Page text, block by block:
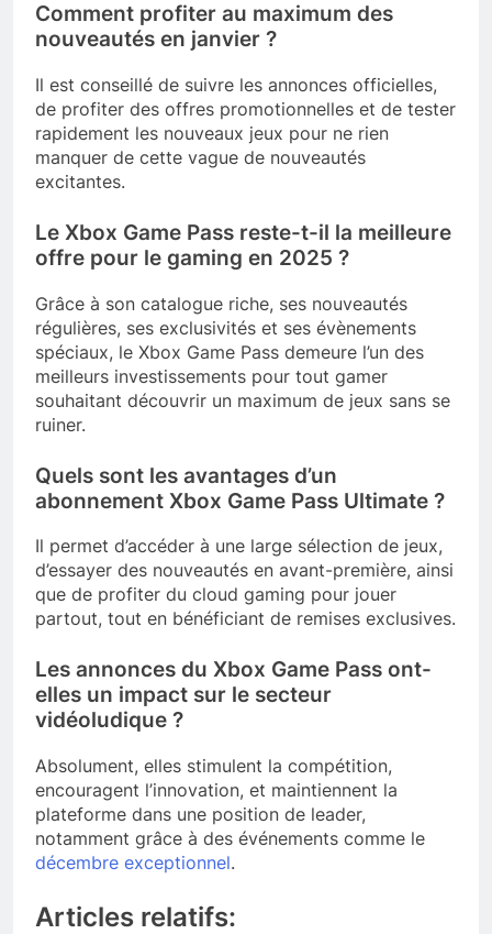
Comment profiter au maximum des
nouveautés en janvier ?
Il est conseillé de suivre les annonces officielles,
de profiter des offres promotionnelles et de tester
rapidement les nouveaux jeux pour ne rien
manquer de cette vague de nouveautés
excitantes.
Le Xbox Game Pass reste-t-il la meilleure
offre pour le gaming en 2025 ?
Grâce à son catalogue riche, ses nouveautés
régulières, ses exclusivités et ses évènements
spéciaux, le Xbox Game Pass demeure l’un des
meilleurs investissements pour tout gamer
souhaitant découvrir un maximum de jeux sans se
ruiner.
Quels sont les avantages d’un
abonnement Xbox Game Pass Ultimate ?
Il permet d’accéder à une large sélection de jeux,
d’essayer des nouveautés en avant-première, ainsi
que de profiter du cloud gaming pour jouer
partout, tout en bénéficiant de remises exclusives.
Les annonces du Xbox Game Pass ont-
elles un impact sur le secteur
vidéoludique ?
Absolument, elles stimulent la compétition,
encouragent l’innovation, et maintiennent la
plateforme dans une position de leader,
notamment grâce à des événements comme le
décembre exceptionnel.
Articles relatifs: